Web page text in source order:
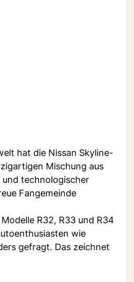
hat die Nissan Skyline-
Mischung aus
technologischer
Fangemeinde
R32, R33 und R34
wie
gefragt. Das zeichnet